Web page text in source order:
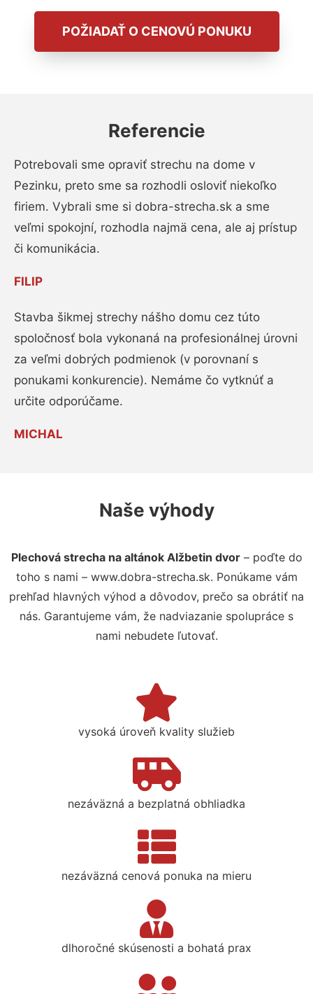
POŽIADAŤ O CENOVÚ PONUKU
Referencie
Potrebovali sme opraviť strechu na dome v
Pezinku, preto sme sa rozhodli osloviť niekoľko
firiem. Vybrali sme si dobra-strecha.sk a sme
veľmi spokojní, rozhodla najmä cena, ale aj prístup
či komunikácia.
FILIP
Stavba šikmej strechy nášho domu cez túto
spoločnosť bola vykonaná na profesionálnej úrovni
za veľmi dobrých podmienok (v porovnaní s
ponukami konkurencie). Nemáme čo vytknúť a
určite odporúčame.
MICHAL
Naše výhody
Plechová strecha na altánok Alžbetin dvor– poďte do
toho s nami – www.dobra-strecha.sk. Ponúkame vám
prehľad hlavných výhod a dôvodov, prečo sa obrátiť na
nás. Garantujeme vám, že nadviazanie spolupráce s
nami nebudete ľutovať.
vysoká úroveň kvality služieb
nezáväzná a bezplatná obhliadka
nezáväzná cenová ponuka na mieru
dlhoročné skúsenosti a bohatá prax